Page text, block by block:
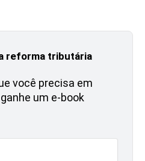
reforma tributária
você precisa em
um e-book